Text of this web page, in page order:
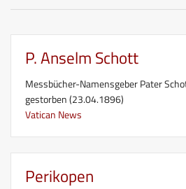
P. Anselm Schott
Messbücher-Namensgeber Pater
gestorben (23.04.1896)
Vatican News
Perikopen